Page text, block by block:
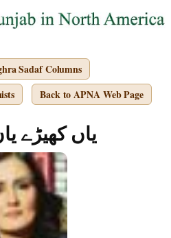
Sadaf Columns
Back to APNA Web Page
یاں کھیڑے